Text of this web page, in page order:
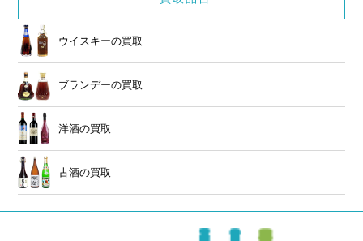
ウイスキーの買取
ブランデーの買取
洋酒の買取
古酒の買取